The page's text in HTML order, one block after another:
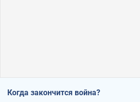
Когда закончится война?